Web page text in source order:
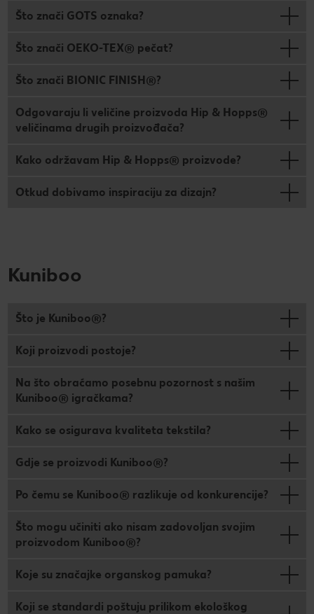
Što znači GOTS oznaka?
Što znači OEKO-TEX® pečat?
Što znači BIONIC FINISH®?
Odgovaraju li veličine proizvoda Hip & Hopps®
veličinama drugih proizvođača?
Kako održavam Hip & Hopps® proizvode?
Otkud dobivamo inspiraciju za dizajn?
Kuniboo
Što je Kuniboo®?
Koji proizvodi postoje?
Na što obraćamo posebnu pozornost s našim
Kuniboo® igračkama?
Kako se osigurava kvaliteta tekstila?
Gdje se proizvodi Kuniboo®?
Po čemu se Kuniboo® razlikuje od konkurencije?
Što mogu učiniti ako nisam zadovoljan svojim
proizvodom Kuniboo®?
Koje su značajke organskog pamuka?
Koji se standardi poštuju prilikom ekološkog